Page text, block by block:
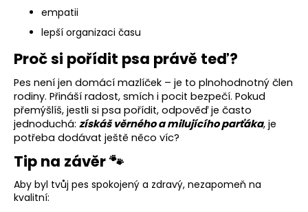
empatii
lepší organizaci času
Proč si pořídit psa právě teď?
Pes není jen domácí mazlíček – je to plnohodnotný člen
rodiny. Přináší radost, smích i pocit bezpečí. Pokud
přemýšlíš, jestli si psa pořídit, odpověď je často
jednoduchá: získáš věrného a milujícího parťáka, je
potřeba dodávat ještě něco víc?
Tip na závěr 🐾
Aby byl tvůj pes spokojený a zdravý, nezapomeň na
kvalitní: